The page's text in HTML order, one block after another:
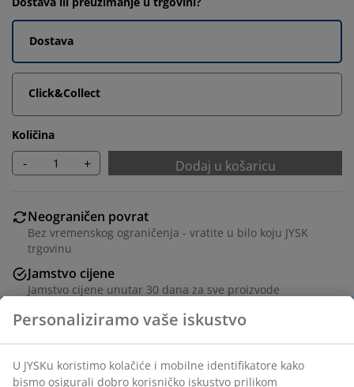
Dostava
Click&Collect
Količina
- + Dodaj u košaricu
Neograničen povrat
Bez vremenskog ograničenja - vratite u bilo koju JYSK
trgovinu
Jamstvo cijene
Jamstvo cijene unutar 30 dana za sve proizvode
Fleksibilne opcije dostave
Brza i jednostavna dostava po vašem izboru
Personaliziramo vaše iskustvo
U JYSKu koristimo kolačiće i mobilne identifikatore kako
bismo osigurali dobro korisničko iskustvo prilikom